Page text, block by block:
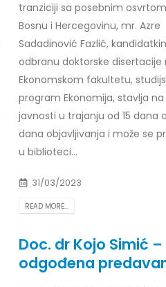
tranziciji sa posebnim
Bosnu i Hercegovinu, mr. Azre
Sadadinović Fazlić,
odbranu doktorske disertacije
Ekonomskom fakultetu,
program Ekonomija, stavlja na
javnosti u trajanju od 15 dana
dana objavljivanja i može se
u biblioteci...
31/03/2023
READ MORE...
Doc. dr Kojo Simić –
odgođena
Prof. dr Sead Rešić – rezultati
Prof. dr Radoslav Galić –
ispita
22/07/2026
Prof. dr Jasminka Sadadinović
rezultati ispita
20/07/2026